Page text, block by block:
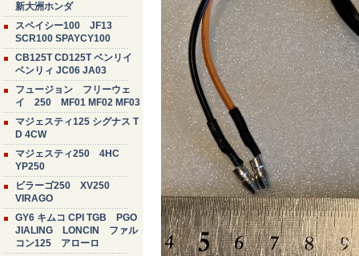
新大洲ホンダ
スペイシー100 JF13
SCR100 SPAYCY100
CB125T CD125T ベンリイ
ベンリィ JC06 JA03
フュージョン フリーウェ
イ 250 MF01 MF02 MF03
マジェスティ125 シグナス T
D 4CW
マジェスティ250 4HC
YP250
ビラーゴ250 XV250
VIRAGO
GY6 キムコ CPI TGB PGO
JIALING LONCIN ファル
コン125 アローロ